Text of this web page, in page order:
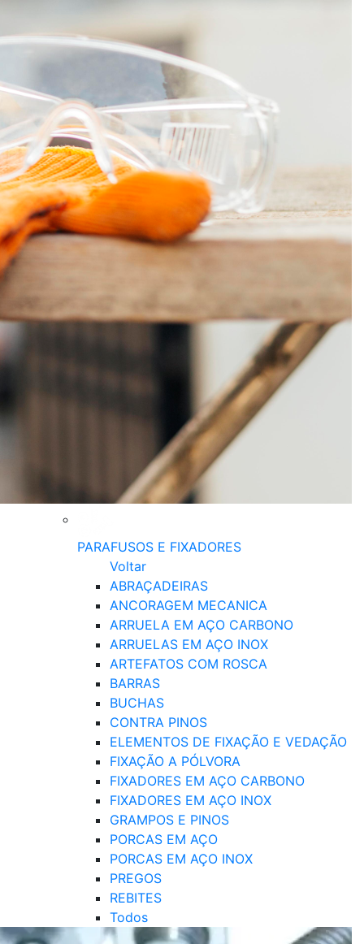
PARAFUSOS E FIXADORES
Voltar
ABRAÇADEIRAS
ANCORAGEM MECANICA
ARRUELA EM AÇO CARBONO
ARRUELAS EM AÇO INOX
ARTEFATOS COM ROSCA
BARRAS
BUCHAS
CONTRA PINOS
ELEMENTOS DE FIXAÇÃO E VEDAÇÃO
FIXAÇÃO A PÓLVORA
FIXADORES EM AÇO CARBONO
FIXADORES EM AÇO INOX
GRAMPOS E PINOS
PORCAS EM AÇO
PORCAS EM AÇO INOX
PREGOS
REBITES
Todos